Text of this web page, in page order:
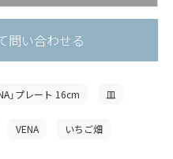
問い合わせる
」プレート 16cm 皿
VENA いちご畑